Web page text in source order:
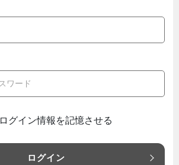
ログイン情報を記憶させる
ログイン